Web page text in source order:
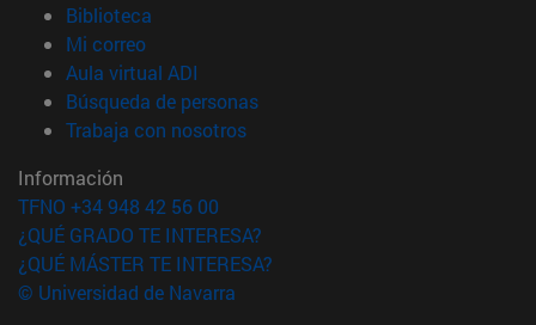
Biblioteca
Mi correo(abre en nueva ventana)
Aula virtual ADI
Búsqueda de personas(abre en nueva ventana)
Trabaja con nosotros(abre en nueva ventana)
Información
TFNO +34 948 42 56 00
¿QUÉ GRADO TE INTERESA?
¿QUÉ MÁSTER TE INTERESA?
© Universidad de Navarra